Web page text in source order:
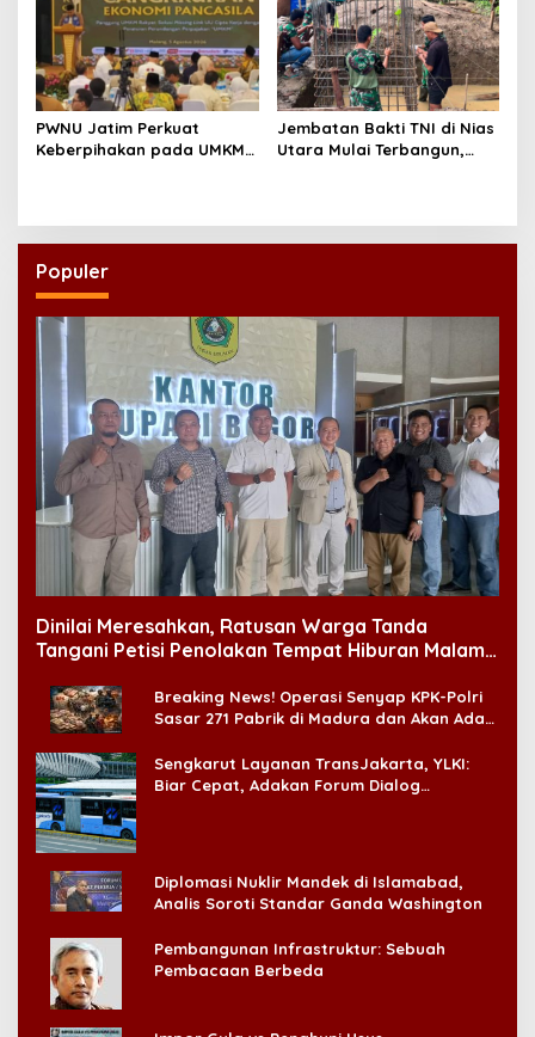
PWNU Jatim Perkuat
Keberpihakan pada UMKM
Jembatan Bakti TNI di Nias
Utara Mulai Terbangun,
Populer
Dinilai Meresahkan, Ratusan Warga Tanda
Tangani Petisi Penolakan Tempat Hiburan Malam
Breaking News! Operasi Senyap KPK-Polri
Sasar 271 Pabrik di Madura dan Akan Ada
Sengkarut Layanan TransJakarta, YLKI:
Biar Cepat, Adakan Forum Dialog
Diplomasi Nuklir Mandek di Islamabad,
Analis Soroti Standar Ganda Washington
Pembangunan Infrastruktur: Sebuah
Pembacaan Berbeda